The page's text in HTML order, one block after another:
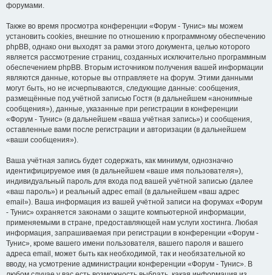
форумами.
Также во время просмотра конференции «Форум - Тунис» мы можем
установить cookies, внешние по отношению к программному обеспечению
phpBB, однако они выходят за рамки этого документа, целью которого
является рассмотрение страниц, созданных исключительно программным
обеспечением phpBB. Вторым источником получения вашей информации
являются данные, которые вы отправляете на форум. Этими данными
могут быть, но не исчерпываются, следующие данные: сообщения,
размещённые под учётной записью Гостя (в дальнейшем «анонимные
сообщения»), данные, указанные при регистрации в конференции
«Форум - Тунис» (в дальнейшем «ваша учётная запись») и сообщения,
оставленные вами после регистрации и авторизации (в дальнейшем
«ваши сообщения»).
Ваша учётная запись будет содержать, как минимум, однозначно
идентифицируемое имя (в дальнейшем «ваше имя пользователя»),
индивидуальный пароль для входа под вашей учётной записью (далее
«ваш пароль») и реальный адрес email (в дальнейшем «ваш адрес
email»). Ваша информация из вашей учётной записи на форумах «Форум
- Тунис» охраняется законами о защите компьютерной информации,
применяемыми в стране, предоставляющей нам услуги хостинга. Любая
информация, запрашиваемая при регистрации в конференции «Форум -
Тунис», кроме вашего имени пользователя, вашего пароля и вашего
адреса email, может быть как необходимой, так и необязательной ко
вводу, на усмотрение администрации конференции «Форум - Тунис». В